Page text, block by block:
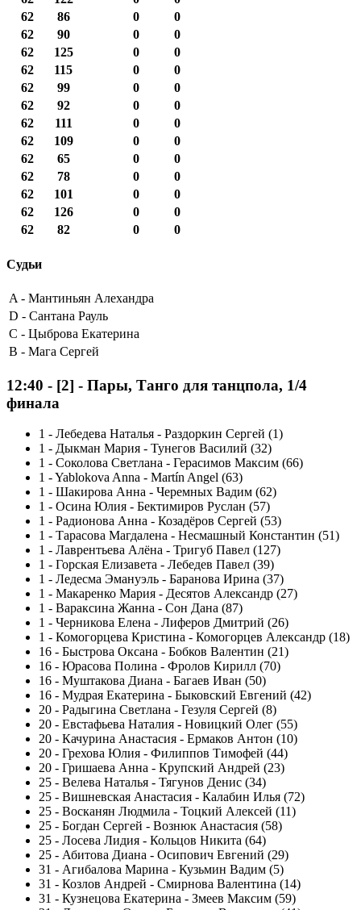
62
86 0
0
62
90 0
0
62
125 0
0
62
115 0
0
62
99 0
0
62
92 0
0
62
111 0
0
62
109 0
0
62
65 0
0
62
78 0
0
62
101 0
0
62
126 0
0
62
82 0 0
Судьи
A - Мантиньян Алехандра
D - Сантана Рауль
C - Цыброва Екатерина
B - Мага Сергей
12:40 - [2] - Пары, Танго для танцпола, 1/4
финала
1 - Лебедева Наталья - Раздоркин Сергей (1)
1 - Дыкман Мария - Тунегов Василий (32)
1 - Соколова Светлана - Герасимов Максим (66)
1 -Yablokova Anna - Martín Angel (63)
1 - Шакирова Анна - Черемных Вадим (62)
1 - Осина Юлия - Бектимиров Руслан (57)
1 - Радионова Анна - Козадёров Сергей (53)
1 - Тарасова Магдалена - Несмашный Константин (51)
1 - Лаврентьева Алёна - Тригуб Павел (127)
1 - Горская Елизавета - Лебедев Павел (39)
1 - Ледесма Эмануэль - Баранова Ирина (37)
1 - Макаренко Мария - Десятов Александр (27)
1 - Вараксина Жанна - Сон Дана (87)
1 - Черникова Елена - Лиферов Дмитрий (26)
1 - Комогорцева Кристина - Комогорцев Александр (18)
16 - Быстрова Оксана - Бобков Валентин (21)
16 - Юрасова Полина - Фролов Кирилл (70)
16 - Муштакова Диана - Багаев Иван (50)
16 - Мудрая Екатерина - Быковский Евгений (42)
20 - Радыгина Светлана - Гезуля Сергей (8)
20 - Евстафьева Наталия - Новицкий Олег (55)
20 - Качурина Анастасия - Ермаков Антон (10)
20 - Грехова Юлия - Филиппов Тимофей (44)
20 - Гришаева Анна - Крупский Андрей (23)
25 - Велева Наталья - Тягунов Денис (34)
25 - Вишневская Анастасия - Калабин Илья (72)
25 - Восканян Людмила - Тоцкий Алексей (11)
25 - Богдан Сергей - Вознюк Анастасия (58)
25 - Лосева Лидия - Кольцов Никита (64)
25 - Абитова Диана - Осипович Евгений (29)
31 - Агибалова Марина - Кузьмин Вадим (5)
31 - Козлов Андрей - Смирнова Валентина (14)
31 - Кузнецова Екатерина - Змеев Максим (59)